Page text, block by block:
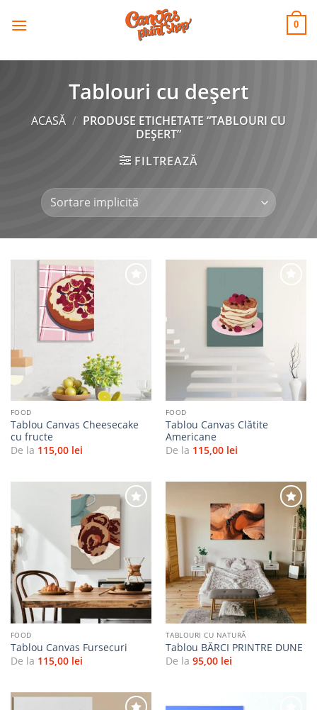
CANVAS
PRINT SHOP 0
Tablouri cu deșert
ACASĂ / PRODUSE ETICHETATE “TABLOURI CU
DEȘERT”
FILTREAZĂ
FOOD
Tablou Canvas Cheesecake
cu fructe
De la 115,00 lei
FOOD
Tablou Canvas Clătite
Americane
De la 115,00 lei
Adaugă
favorite
FOOD
Tablou Canvas Fursecuri
De la 115,00 lei
Adaugă
favorite
TABLOURI CU NATURĂ
Tablou BĂRCI PRINTRE DUNE
De la 95,00 lei